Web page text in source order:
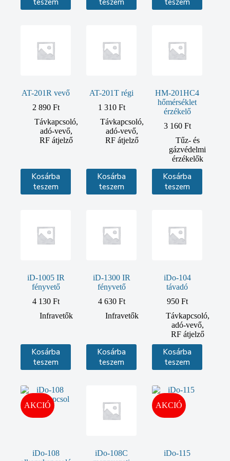
teszem
teszem
teszem
AT-201R vevő
2 890 Ft
Távkapcsoló,
adó-vevő,
RF átjelző
Kosárba
teszem
AT-201T régi
1 310 Ft
Távkapcsoló,
adó-vevő,
RF átjelző
Kosárba
teszem
HM-201HC4
hőmérséklet
érzékelő
3 160 Ft
Tűz- és
gázvédelmi
érzékelők
Kosárba
teszem
iD-1005 IR
fényvető
4 130 Ft
Infravetők
Kosárba
teszem
iD-1300 IR
fényvető
4 630 Ft
Infravetők
Kosárba
teszem
iDo-104
távadó
950 Ft
Távkapcsoló,
adó-vevő,
RF átjelző
Kosárba
teszem
AKCIÓ
iDo-108
iDo-108C
AKCIÓ
iDo-115